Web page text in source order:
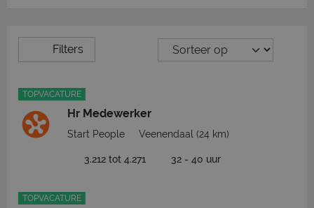
Filters
TOPVACATURE
Hr Medewerker
Start People Veenendaal (24 km)
3.212 tot 4.271 32 - 40 uur
TOPVACATURE